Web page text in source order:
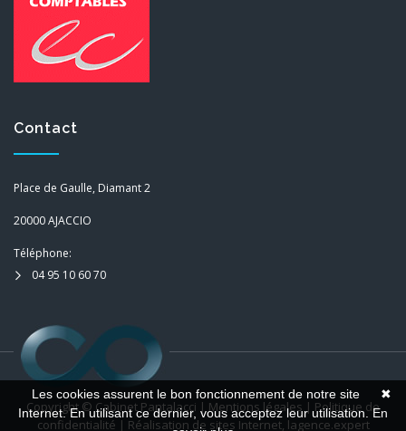
Contact
Place de Gaulle, Diamant 2
20000 AJACCIO
Téléphone:
04 95 10 60 70
Copyright © Cabinet Pantalacci | Mentions légales | Politique de
confidentialité | Réalisation de sites Internet, lagence.expert
✖
Les cookies assurent le bon fonctionnement de notre site
Internet. En utilisant ce dernier, vous acceptez leur utilisation.En